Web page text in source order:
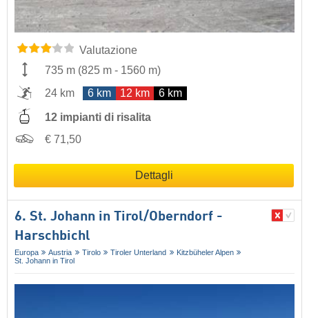
Valutazione
735 m (825 m - 1560 m)
24 km
6 km 12 km 6 km
12 impianti di risalita
€ 71,50
Dettagli
6. St. Johann in Tirol/​Oberndorf -
Harschbichl
Europa Austria Tirolo Tiroler Unterland
Kitzbüheler Alpen
St. Johann in Tirol